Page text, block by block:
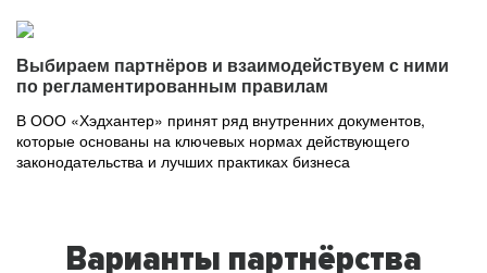
Выбираем партнёров и взаимодействуем с ними
по регламентированным правилам
В ООО «Хэдхантер» принят ряд внутренних документов,
которые основаны на ключевых нормах действующего
законодательства и лучших практиках бизнеса
Варианты партнёрства